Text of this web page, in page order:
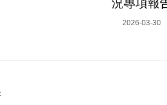
況專項報
2026-03-30